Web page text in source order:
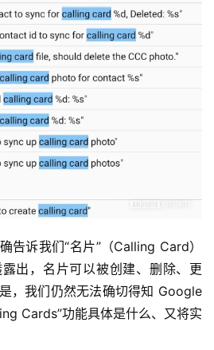
告诉我们“名片”（Calling Card）
出，名片可以被创建、删除、更
，我们仍然无法确切得知 Google
Cards”功能具体是什么、又将实